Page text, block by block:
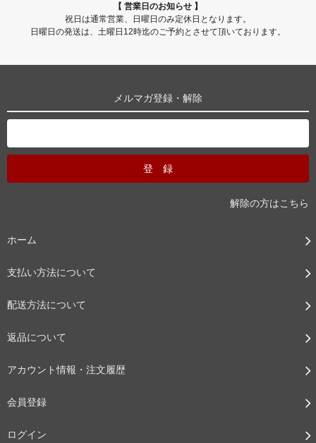
【 営業日のお知らせ 】
祝日は通常営業、日曜日のみ定休日となります。
日曜日の発送は、土曜日12時迄のご予約とさせて頂いております。
メルマガ登録・解除
解除の方はこちら
ホーム
支払い方法について
配送方法について
返品について
アカウント情報・注文履歴
会員登録
ログイン